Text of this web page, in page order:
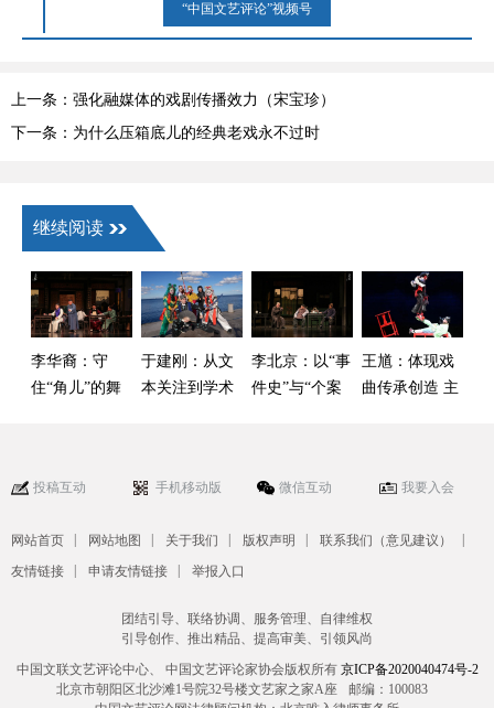
“中国文艺评论”视频号
上一条：强化融媒体的戏剧传播效力（宋宝珍）
下一条：为什么压箱底儿的经典老戏永不过时
继续阅读
李华裔：守
住“角儿”的舞
于建刚：从文
本关注到学术
李北京：以“事
件史”与“个案
王馗：体现戏
曲传承创造 主
投稿互动 手机移动版 微信互动 我要入会
网站首页 | 网站地图 | 关于我们 | 版权声明 | 联系我们（意见建议） |
友情链接 | 申请友情链接 | 举报入口
团结引导、联络协调、服务管理、自律维权
引导创作、推出精品、提高审美、引领风尚
中国文联文艺评论中心、 中国文艺评论家协会版权所有 京ICP备2020040474号-2
北京市朝阳区北沙滩1号院32号楼文艺家之家A座
邮编：100083